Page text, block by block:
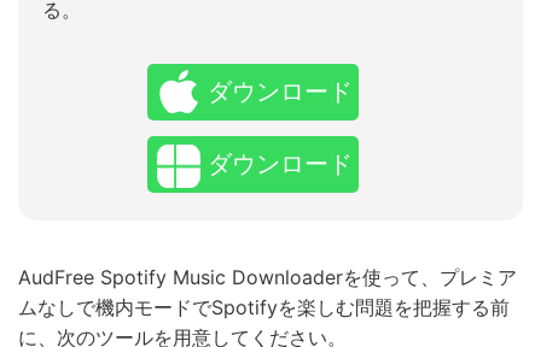
る。
ダウンロード
ダウンロード
AudFree Spotify Music Downloaderを使って、プレミア
ムなしで機内モードでSpotifyを楽しむ問題を把握する前
に、次のツールを用意してください。